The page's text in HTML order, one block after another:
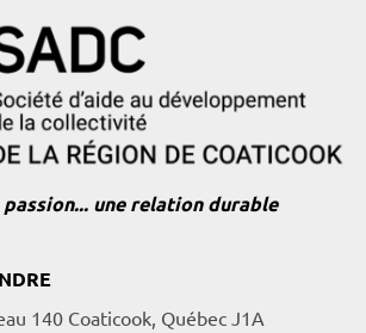
une relation durable
140 Coaticook, Québec J1A